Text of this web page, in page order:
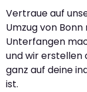
Vertraue auf
Umzug von
Unterfangen
und wir erstellen
ganz auf deine
ist.